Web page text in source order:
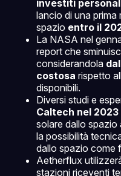
investiti
lancio di una
spazio entro il
La NASA nel
report che
considerandola
costosa rispetto
disponibili.
Diversi studi e
Caltech nel 2023
solare dallo spazio
la possibilità
dallo spazio come
Aetherflux
stazioni riceventi